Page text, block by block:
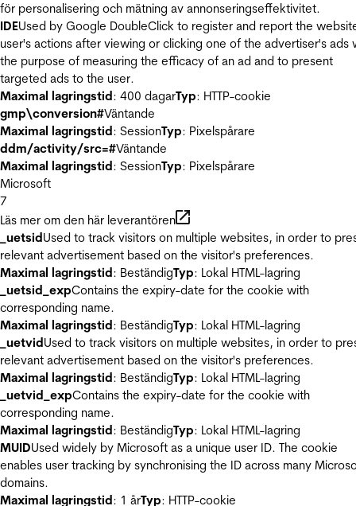
för personalisering och mätning av annonseringseffektivitet.
IDEUsed by Google DoubleClick to register and report the
user's actions after viewing or clicking one of the advertiser's ads
the purpose of measuring the efficacy of an ad and to present
targeted ads to the user.
Maximal lagringstid: 400 dagarTyp: HTTP-cookie
gmp\conversion#Väntande
Maximal lagringstid: SessionTyp: Pixelspårare
ddm/activity/src=#Väntande
Maximal lagringstid: SessionTyp: Pixelspårare
Microsoft
7
Läs mer om den här leverantören
_uetsidUsed to track visitors on multiple websites, in order to
relevant advertisement based on the visitor's preferences.
Maximal lagringstid: BeständigTyp: Lokal HTML-lagring
_uetsid_expContains the expiry-date for the cookie with
corresponding name.
Maximal lagringstid: BeständigTyp: Lokal HTML-lagring
_uetvidUsed to track visitors on multiple websites, in order to
relevant advertisement based on the visitor's preferences.
Maximal lagringstid: BeständigTyp: Lokal HTML-lagring
_uetvid_expContains the expiry-date for the cookie with
corresponding name.
Maximal lagringstid: BeständigTyp: Lokal HTML-lagring
MUIDUsed widely by Microsoft as a unique user ID. The cookie
enables user tracking by synchronising the ID across many
domains.
Maximal lagringstid: 1 årTyp: HTTP-cookie